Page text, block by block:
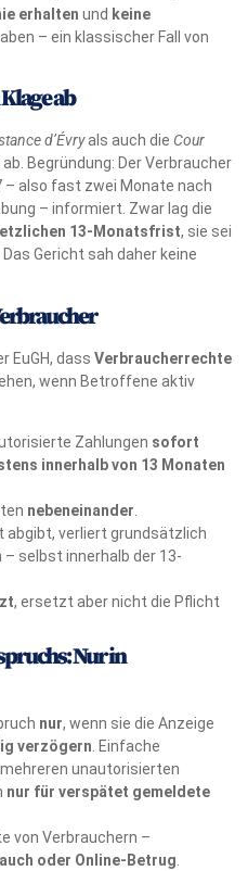
erhalten und keine
– ein klassischer Fall von
ab
d’Évryals auch die Cour
Begründung: Der Verbraucher
– also fast zwei Monate nach
– informiert. Zwar lag die
13-Monatsfrist, sie sei
Gericht sah daher keine
EuGH, dass Verbraucherrechte
wenn Betroffene aktiv
Zahlungen sofort
innerhalb von 13 Monaten
nebeneinander.
abgibt, verliert grundsätzlich
selbst innerhalb der 13-
, ersetzt aber nicht die Pflicht
Nur in
nur, wenn sie die Anzeige
verzögern. Einfache
mehreren unautorisierten
nur für verspätet gemeldete
von Verbrauchern –
oder Online-Betrug.